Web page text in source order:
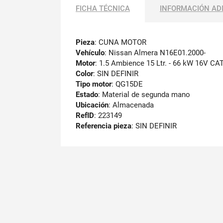
FICHA TÉCNICA INFORMACIÓN
Pieza: CUNA MOTOR
Vehículo: Nissan Almera N16E01.2000-
Motor: 1.5 Ambience 15 Ltr. - 66 kW 16V
Color: SIN DEFINIR
Tipo motor: QG15DE
Estado: Material de segunda mano
Ubicación: Almacenada
RefID: 223149
Referencia pieza: SIN DEFINIR